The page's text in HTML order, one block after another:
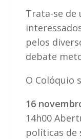
Trata-se de
pelos
debate
O Colóquio
16
14h00
políticas de